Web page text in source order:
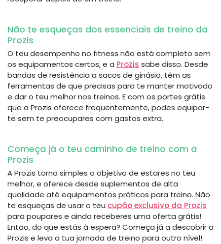
Não te esqueças dos essenciais de treino da
Prozis
O teu desempenho no fitness não está completo sem
os equipamentos certos, e a Prozis sabe disso. Desde
bandas de resistência a sacos de ginásio, têm as
ferramentas de que precisas para te manter motivado
e dar o teu melhor nos treinos. E com os portes grátis
que a Prozis oferece frequentemente, podes equipar-
te sem te preocupares com gastos extra.
Começa já o teu caminho de treino com a
Prozis
A Prozis torna simples o objetivo de estares no teu
melhor, e oferece desde suplementos de alta
qualidade até equipamentos práticos para treino. Não
te esqueças de usar o teu cupão exclusivo da Prozis
para poupares e ainda receberes uma oferta grátis!
Então, do que estás à espera? Começa já a descobrir a
Prozis e leva a tua jornada de treino para outro nível!